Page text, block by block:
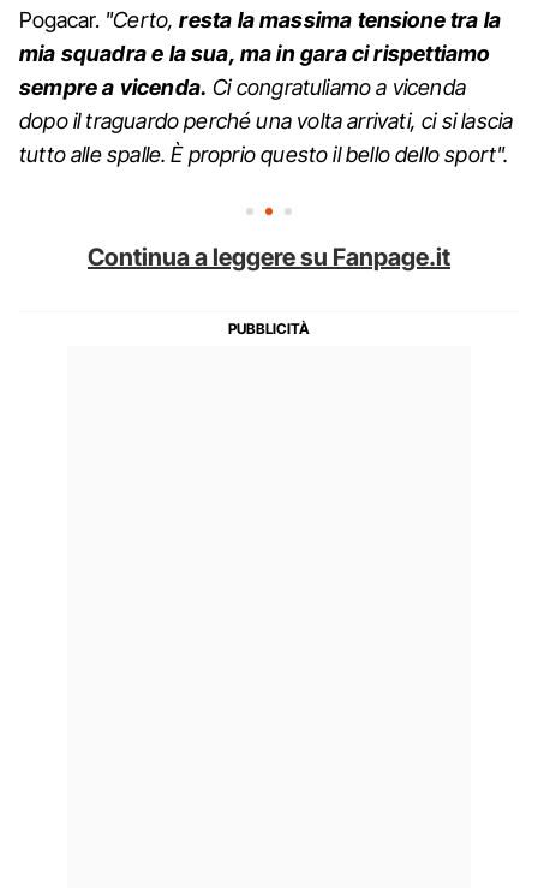
Pogacar. "Certo,resta la massima tensione tra la
mia squadra e la sua, ma in gara ci rispettiamo
sempre a vicenda. Ci congratuliamo a vicenda
dopo il traguardo perché una volta arrivati, ci si lascia
tutto alle spalle. È proprio questo il bello dello sport".
Continua a leggere su Fanpage.it